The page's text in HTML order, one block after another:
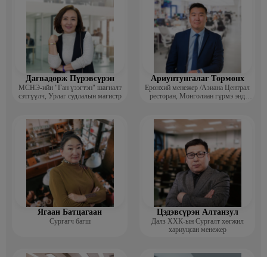
2011.8-2012.8 “СКАЙ ТРЕЙДИНГ” ХХК / СУРГАЛТЫН
Дагвадорж Пүрэвсүрэн
МСНЭ-ийн "Ган үзэгтэн" шагналт
сэтгүүлч, Урлаг судлалын магистр
Ариунтунгалаг Төрмөнх
Ерөнхий менежер /Азиана Централ
ресторан, Монголиан гүрмэ энд
Ягаан Батцагаан
Сургагч багш
Цэдэвсүрэн Алтанзул
Далз ХХК-ын Сургалт хөгжил
хариуцсан менежер